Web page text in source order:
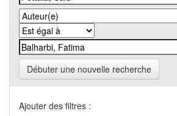
Débuter une nouvelle recherche
Ajouter des filtres :